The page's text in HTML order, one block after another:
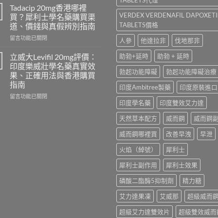
勁
怎
麼
選？
2026
效
果、
價
錢、
副
作
學
名
藥
邊
隻
Cenforce-
100、
Kamagra
與
Kamagra
Oral
Tadacip 20mg香港哪裡
買？犀利士學名藥購買渠
道、價錢與真假辨別指南
在
20mg
香
港
哪
裡
買？
留言功能已關閉
立威大Levifil 20mg評價：
印度樂威壯學名藥真實效
果、正確用法與香港購買
指南
在
留言功能已關閉
VERDEX VERDENAFIL
TABLETS價格
人參
他達拉非
伐地那非
助勃+延時
助勃 + 延時
勃起功能障礙
勃起功能障礙治療
印度Ambitree製藥
印度原裝進口
印度學名藥
印度雙效艾力達
天然草本配方
威而鋼
威而鋼
威而鋼哪裡買
改善早洩
早泄
火焰（綽號）
犀利士
犀利士副作用
犀利士效果
磷酸二酯酶5抑制劑
精力糖
艾力達果凍
艾威那
超級威而鋼
超級艾力達雙效片
超級雙效威而